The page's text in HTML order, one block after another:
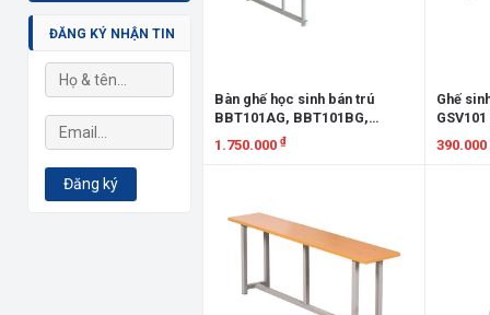
ĐĂNG KÝ NHẬN TIN
Đăng ký
Bàn ghế học sinh bán trú
BBT101AG, BBT101BG,
BBT101CG
1.750.000 ₫
Ghế
GSV101
390.000